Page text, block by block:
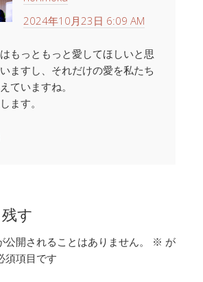
2024年10月23日 6:09 AM
もっともっと愛してほしいと思
ますし、それだけの愛を私たち
ていますね。
ます。
す
公開されることはありません。 ※ が
須項目です